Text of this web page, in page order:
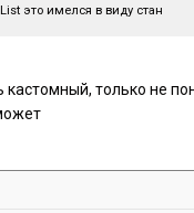
это имелся в виду стан
кастомный, только не